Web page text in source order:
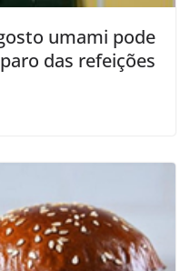
umami pode
das refeições